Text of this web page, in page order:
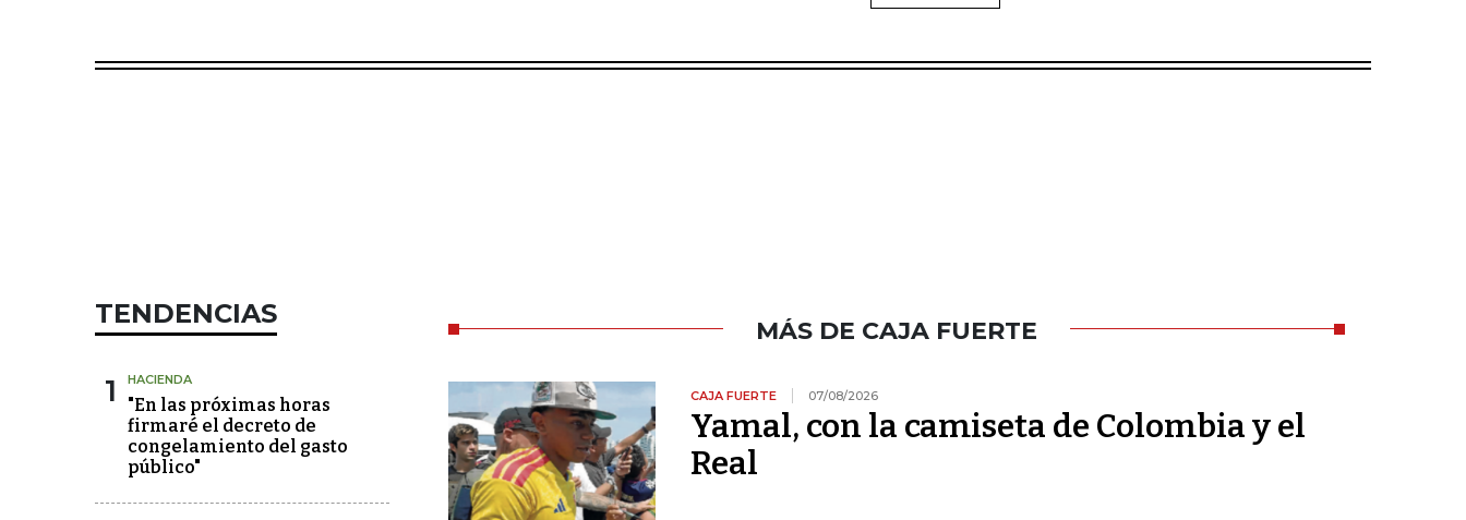
TENDENCIAS
1 HACIENDA
"En las próximas horas
firmaré el decreto de
congelamiento del gasto
público"
MÁS DE CAJA FUERTE
CAJA FUERTE 07/08/2026
Yamal, con la camiseta de Colombia y el
Real